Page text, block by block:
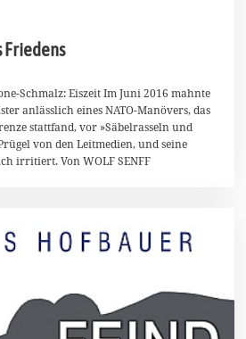
Friedens
Schmalz: Eiszeit Im Juni 2016 mahnte
anlässlich eines NATO-Manövers, das
stattfand, vor »Säbelrasseln und
von den Leitmedien, und seine
irritiert. Von WOLF SENFF